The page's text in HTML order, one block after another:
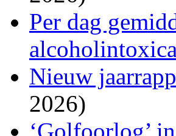
Per dag
Nieuw
2026)
‘Golfoorlog’